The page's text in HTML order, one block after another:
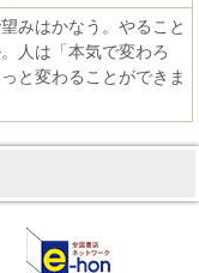
みはかなう。やること
人は「本気で変わろ
と変わることができま